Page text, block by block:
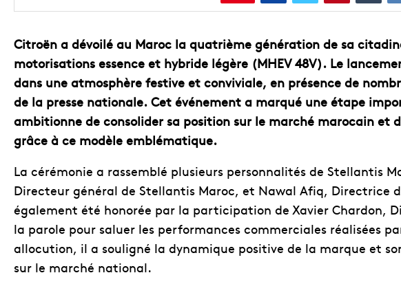
Citroën a dévoilé au Maroc la quatrième génération de sa
motorisations essence et hybride légère (MHEV 48V). Le
dans une atmosphère festive et conviviale, en présence de
de la presse nationale. Cet événement a marqué une étape
ambitionne de consolider sa position sur le marché marocain et
grâce à ce modèle emblématique.
La cérémonie a rassemblé plusieurs personnalités de Stellantis
Directeur général de Stellantis Maroc, et Nawal Afiq, Directrice
également été honorée par la participation de Xavier Chardon,
la parole pour saluer les performances commerciales réalisées
allocution, il a souligné la dynamique positive de la marque et
sur le marché national.